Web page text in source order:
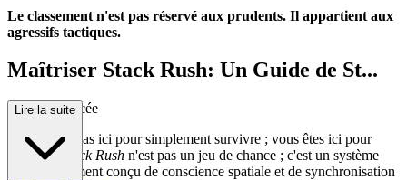
Le classement n'est pas réservé aux prudents. Il appartient aux
agressifs tactiques.
Maîtriser Stack Rush: Un Guide de St...
ratégie Avancée
Vous n'êtes pas ici pour simplement survivre ; vous êtes ici pour
dominer.
Stack Rush n'est pas un jeu de chance ; c'est un système
méticuleusement conçu de conscience spatiale et de synchronisation
Lire la suite